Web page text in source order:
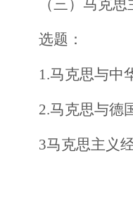
（三）马克
选题：
1.马克思与中
2.马克思与德
3马克思主义